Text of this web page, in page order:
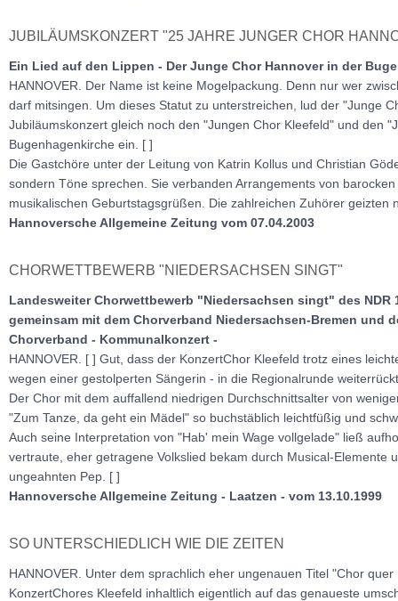
JUBILÄUMSKONZERT "25 JAHRE JUNGER CHOR
Ein Lied auf den Lippen - Der Junge Chor Hannover in der
HANNOVER. Der Name ist keine Mogelpackung. Denn nur wer
darf mitsingen. Um dieses Statut zu unterstreichen, lud der "Junge
Jubiläumskonzert gleich noch den "Jungen Chor Kleefeld" und den
Bugenhagenkirche ein. [ ]
Die Gastchöre unter der Leitung von Katrin Kollus und Christian
sondern Töne sprechen. Sie verbanden Arrangements von
musikalischen Geburtstagsgrüßen. Die zahlreichen Zuhörer geizten
Hannoversche Allgemeine Zeitung vom 07.04.2003
CHORWETTBEWERB "NIEDERSACHSEN SINGT"
Landesweiter Chorwettbewerb "Niedersachsen singt" des NDR
gemeinsam mit dem Chorverband Niedersachsen-Bremen und
Chorverband - Kommunalkonzert -
HANNOVER. [ ] Gut, dass der KonzertChor Kleefeld trotz eines
wegen einer gestolperten Sängerin - in die Regionalrunde
Der Chor mit dem auffallend niedrigen Durchschnittsalter von
"Zum Tanze, da geht ein Mädel" so buchstäblich leichtfüßig und
Auch seine Interpretation von "Hab' mein Wage vollgelade" ließ
vertraute, eher getragene Volkslied bekam durch Musical-Elemente
ungeahnten Pep. [ ]
Hannoversche Allgemeine Zeitung - Laatzen - vom 13.10.1999
SO UNTERSCHIEDLICH WIE DIE ZEITEN
HANNOVER. Unter dem sprachlich eher ungenauen Titel "Chor
KonzertChores Kleefeld inhaltlich eigentlich auf das genaueste